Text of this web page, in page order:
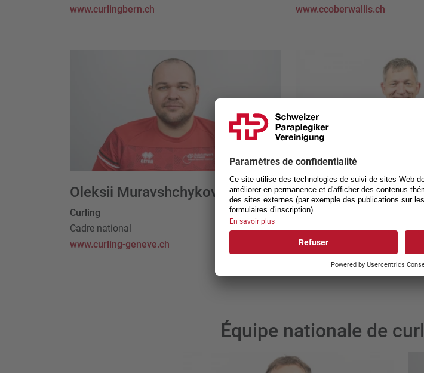
www.curlingbern.ch
www.ccoberwallis.ch
Oleksii Muravshchykov
Curling
Cadre national
www.curling-geneve.ch
Konstantin
Curling
Cadre national
www.curlingbern.ch
Équipe nationale de